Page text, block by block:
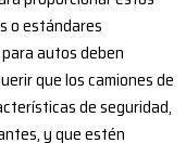
o estándares
autos deben
que los camiones de
de seguridad,
y que estén